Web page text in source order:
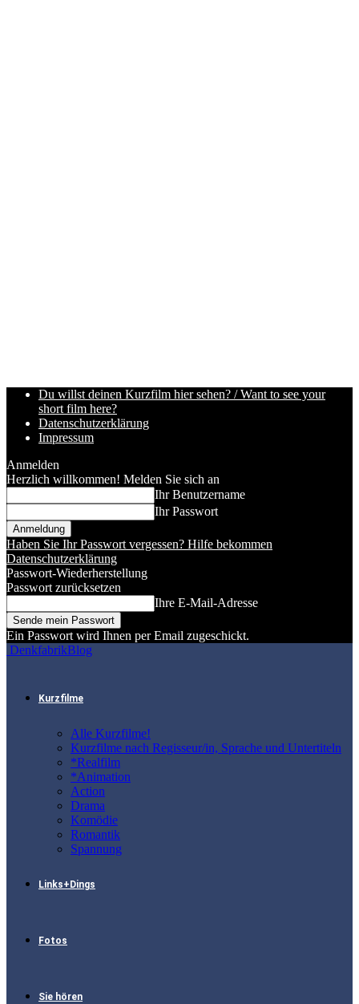
Du willst deinen Kurzfilm hier sehen? / Want to see your
short film here?
Datenschutzerklärung
Impressum
Anmelden
Herzlich willkommen! Melden Sie sich an
Ihr Benutzername
Ihr Passwort
Haben Sie Ihr Passwort vergessen? Hilfe bekommen
Datenschutzerklärung
Passwort-Wiederherstellung
Passwort zurücksetzen
Ihre E-Mail-Adresse
Ein Passwort wird Ihnen per Email zugeschickt.
DenkfabrikBlog
Kurzfilme
Alle Kurzfilme!
Kurzfilme nach Regisseur/in, Sprache und Untertiteln
*Realfilm
*Animation
Action
Drama
Komödie
Romantik
Spannung
Links+Dings
Fotos
Sie hören